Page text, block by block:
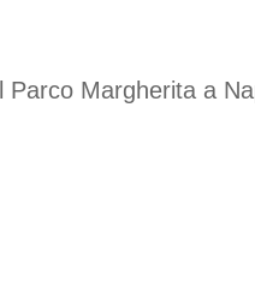
Margherita a